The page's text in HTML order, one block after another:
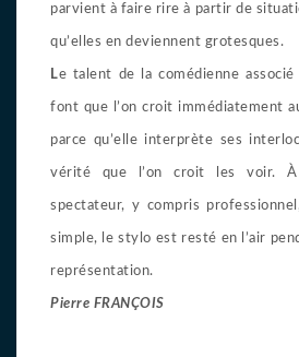
parvient à faire rire à partir de
qu’elles en deviennent grotesques.
Le talent de la comédienne
font que l’on croit immédiatement
parce qu’elle interprète ses
vérité que l’on croit les voir.
spectateur, y compris
simple, le stylo est resté en l’air
représentation.
Pierre FRANÇOIS